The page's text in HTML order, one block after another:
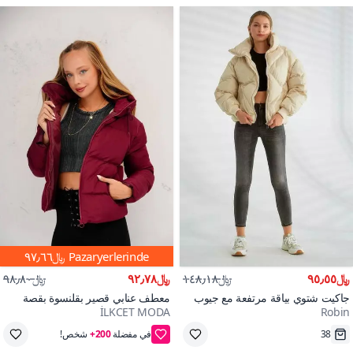
﷼٩٥٫٥٥ ﷼١٤٨٫١٨
جاكيت شتوي بياقة مرتفعة مع جيوب
Robin
على وشك النفاد
Pazaryerlerinde ﷼٩٧٫٦٦
﷼٩٢٫٧٨
﷼٩٨٫٨٠
معطف عنابي قصير بقلنسوة بقصة
عادية
İLKCET MODA
200+
احفظ ﷼٥